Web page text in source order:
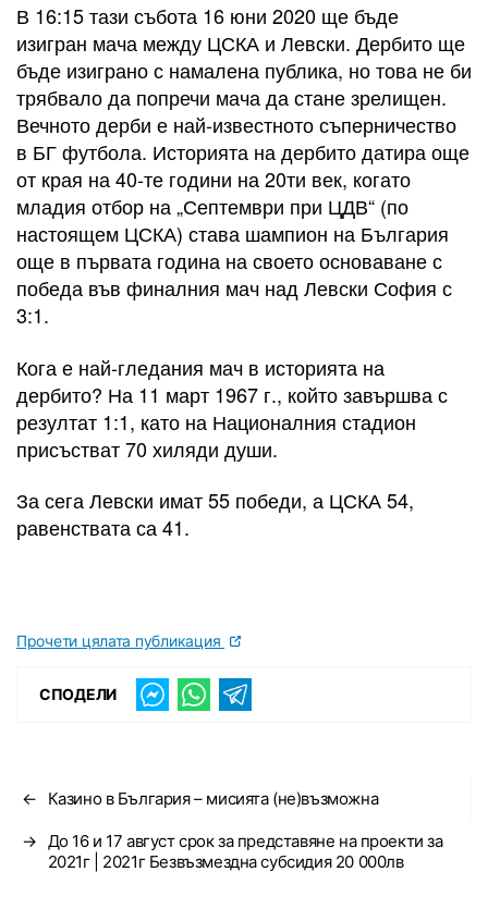
В 16:15 тази събота 16 юни 2020 ще бъде
изигран мача между ЦСКА и Левски. Дербито ще
бъде изиграно с намалена публика, но това не би
трябвало да попречи мача да стане зрелищен.
Вечното дерби е най-известното съперничество
в БГ футбола. Историята на дербито датира още
от края на 40-те години на 20ти век, когато
младия отбор на „Септември при ЦДВ“ (по
настоящем ЦСКА) става шампион на България
още в първата година на своето основаване с
победа във финалния мач над Левски София с
3:1.
Кога е най-гледания мач в историята на
дербито? На 11 март 1967 г., който завършва с
резултат 1:1, като на Националния стадион
присъстват 70 хиляди души.
За сега Левски имат 55 победи, а ЦСКА 54,
равенствата са 41.
Прочети цялата публикация
СПОДЕЛИ
← Казино в България – мисията (не)възможна
→ До 16 и 17 август срок за представяне на проекти за
2021г | 2021г Безвъзмездна субсидия 20 000лв